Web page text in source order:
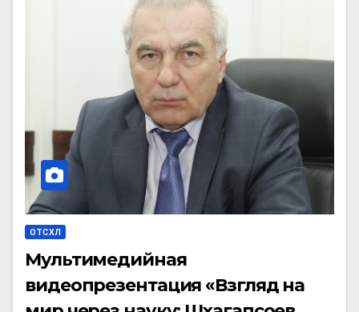
ОТСХЛ
Мультимедийная
видеопрезентация «Взгляд на